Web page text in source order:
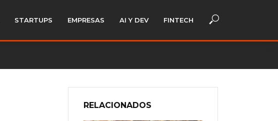
STARTUPS EMPRESAS AI Y DEV FINTECH
RELACIONADOS